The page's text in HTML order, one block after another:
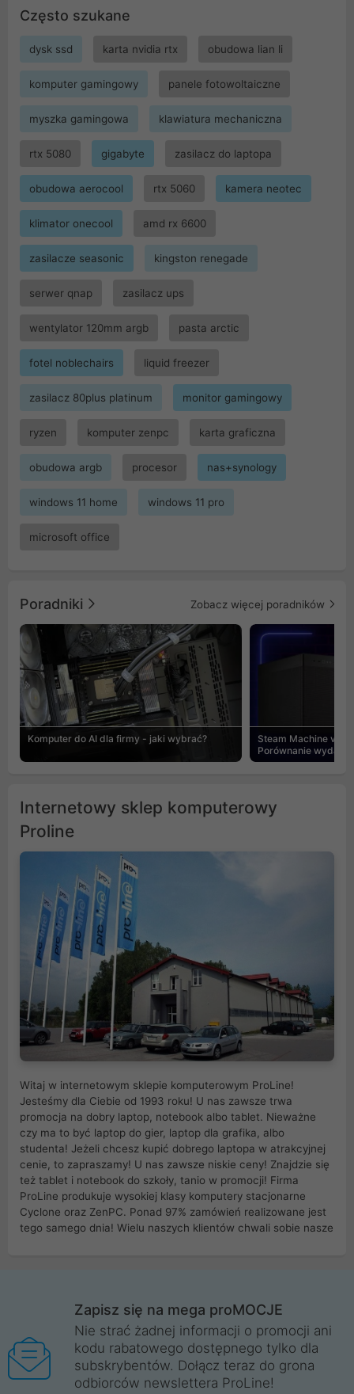
Często szukane
dysk ssd karta nvidia rtx obudowa lian li
komputer gamingowy panele fotowoltaiczne
myszka gamingowa klawiatura mechaniczna
rtx 5080 gigabyte zasilacz do laptopa
obudowa aerocool rtx 5060 kamera neotec
klimator onecool amd rx 6600
zasilacze seasonic kingston renegade
serwer qnap zasilacz ups
wentylator 120mm argb pasta arctic
fotel noblechairs liquid freezer
zasilacz 80plus platinum monitor gamingowy
ryzen komputer zenpc karta graficzna
obudowa argb procesor nas+synology
windows 11 home windows 11 pro
microsoft office
Poradniki Zobacz więcej poradników
Komputer do AI dla firmy - jaki wybrać?
Steam Machine vs
Porównanie
Internetowy sklep komputerowy
Proline
Witaj w internetowym sklepie komputerowym ProLine!
Jesteśmy dla Ciebie od 1993 roku! U nas zawsze trwa
promocja na dobry laptop, notebook albo tablet. Nieważne
czy ma to być laptop do gier, laptop dla grafika, albo
studenta! Jeżeli chcesz kupić dobrego laptopa w atrakcyjnej
cenie, to zapraszamy! U nas zawsze niskie ceny! Znajdzie się
też tablet i notebook do szkoły, tanio w promocji! Firma
ProLine produkuje wysokiej klasy komputery stacjonarne
Cyclone oraz ZenPC. Ponad 97% zamówień realizowane jest
tego samego dnia! Wielu naszych klientów chwali sobie nasze
Wrocław, Poznań, Legnica, Katowice, Gliwice, Kalisz, Bytom,
Trzebnica, Opole. Szybka i profesjonalna obsługa!
ProLine to polska firma ze 100% polskim kapitałem. Działamy
legalnie i płacimy podatki w naszym kraju! Posiadamy siedzibę
główną w Mirkowie oraz salony na terenie kraju. Cała
Zapisz się na mega proMOCJE
Nie strać żadnej informacji o promocji ani
kodu rabatowego dostępnego tylko dla
subskrybentów. Dołącz teraz do grona
odbiorców newslettera ProLine!